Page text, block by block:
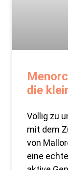
die
Völlig zu
mit dem
von
eine